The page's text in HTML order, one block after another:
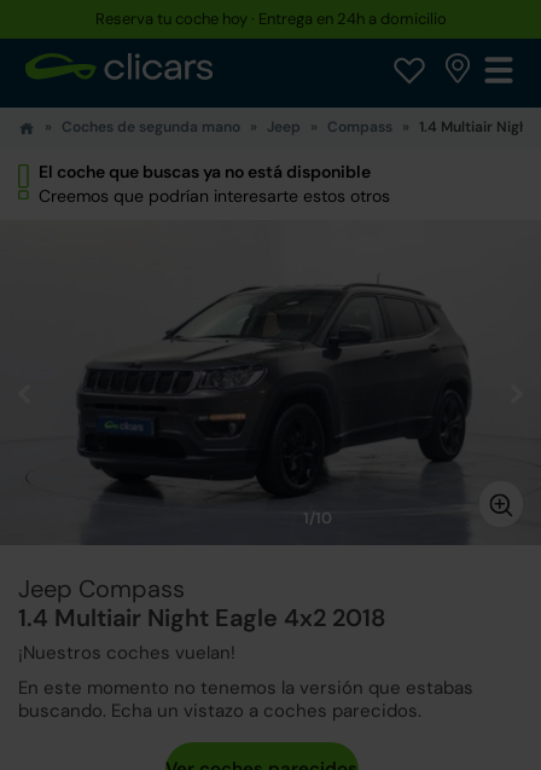
Reserva tu coche hoy · Entrega en 24h a domicilio
Coches de segunda mano Jeep Compass 1.4 Multiair Night
El coche que buscas ya no está disponible
Creemos que podrían interesarte estos otros
1/10
Jeep Compass
1.4 Multiair Night Eagle 4x2 2018
¡Nuestros coches vuelan!
En este momento no tenemos la versión que estabas
buscando. Echa un vistazo a coches parecidos.